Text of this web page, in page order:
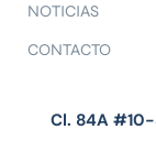
NOTICIAS
CONTACTO
Cl. 84A